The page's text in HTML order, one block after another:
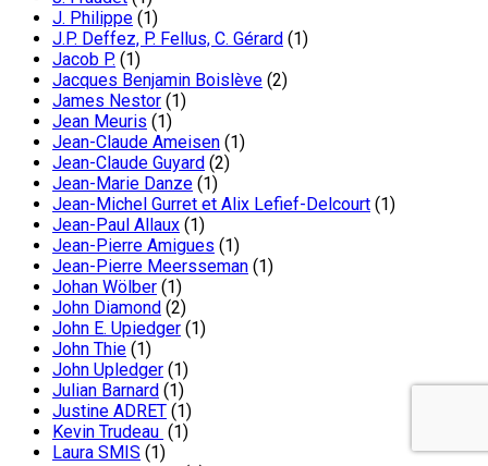
J. Philippe (1)
J.P. Deffez, P. Fellus, C. Gérard (1)
Jacob P. (1)
Jacques Benjamin Boislève (2)
James Nestor (1)
Jean Meuris (1)
Jean-Claude Ameisen (1)
Jean-Claude Guyard (2)
Jean-Marie Danze (1)
Jean-Michel Gurret et Alix Lefief-Delcourt (1)
Jean-Paul Allaux (1)
Jean-Pierre Amigues (1)
Jean-Pierre Meersseman (1)
Johan Wölber (1)
John Diamond (2)
John E. Upiedger (1)
John Thie (1)
John Upledger (1)
Julian Barnard (1)
Justine ADRET (1)
Kevin Trudeau (1)
Laura SMIS (1)